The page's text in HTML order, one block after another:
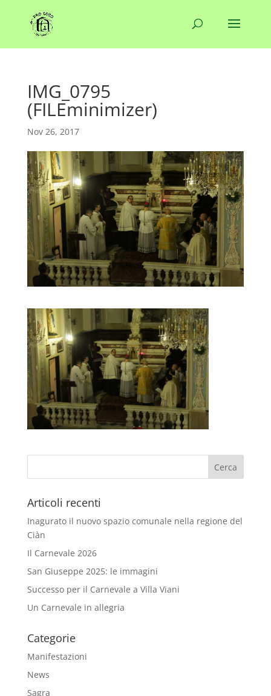
IMG_0795
(FILEminimizer)
Nov 26, 2017
Articoli recenti
Inagurato il nuovo spazio comunale nella regione del
Ciàn
Il Carnevale 2026
San Giuseppe 2025: le immagini
Successo per il Carnevale a Villa Viani
Un Carnevale in allegria
Categorie
Manifestazioni
News
Sagra